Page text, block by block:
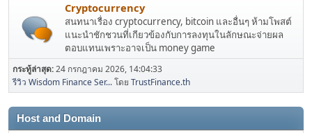
Cryptocurrency
สนทนาเรื่อง cryptocurrency, bitcoin และอื่นๆ ห้ามโพสต์
แนะนำชักชวนที่เกียวข้องกับการลงทุนในลักษณะจ่ายผล
ตอบแทนเพราะอาจเป็น money game
กระทู้ล่าสุด:24 กรกฎาคม 2026, 14:04:33
รีวิว Wisdom Finance Ser...โดย TrustFinance.th
Host and Domain